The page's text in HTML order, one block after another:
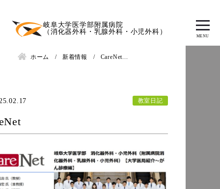
岐阜大学医学部附属病院
（消化器外科・乳腺外科・小児外科）
ホーム 新着情報 CareNet...
教室日記